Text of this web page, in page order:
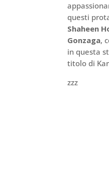
questi
Shaheen
Gonzaga,
in questa
titolo di
zzz